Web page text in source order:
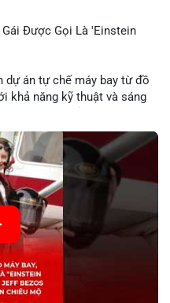
Gái Được Gọi Là 'Einstein
dự án tự chế máy bay từ đồ
khả năng kỹ thuật và sáng
nghiệm máy bay, được
Einstein. Thành tựu này
nhanh chóng mà còn thể
lĩnh vực công nghệ. Mặc dù
hoặc crypto, sự phát
cơ hội đầu tư hoặc ứng